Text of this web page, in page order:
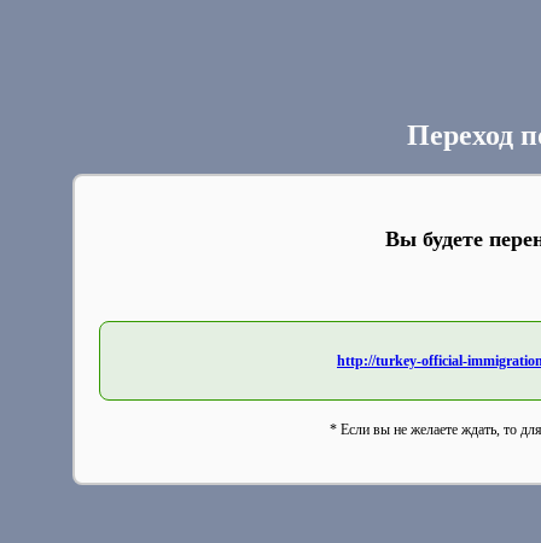
Переход
Вы будете
http://turkey-official-
* Если вы не желаете ждать, то